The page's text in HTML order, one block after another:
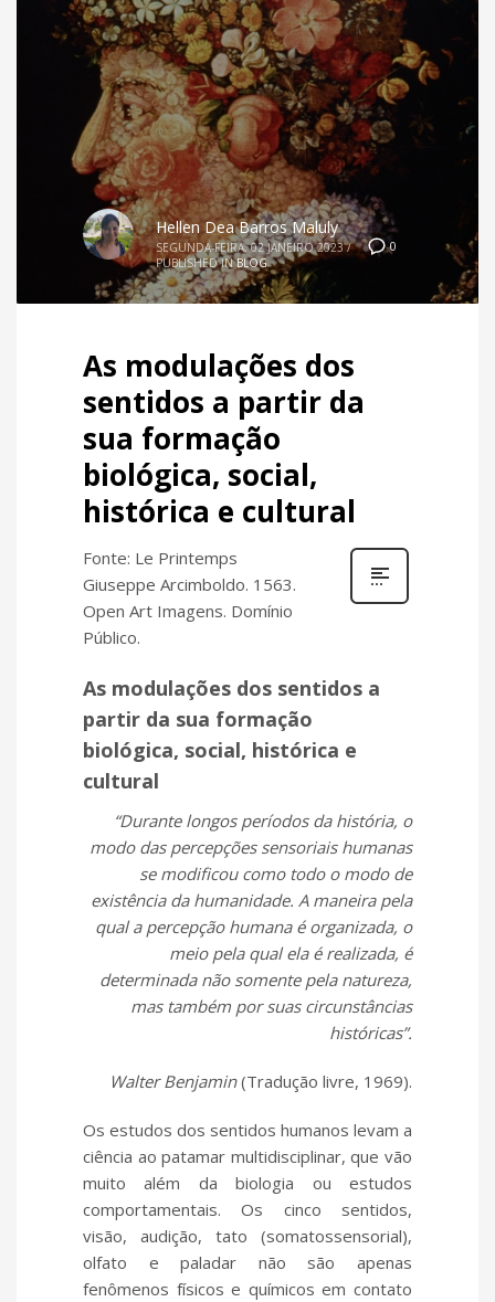
0
Hellen Dea Barros Maluly
SEGUNDA-FEIRA, 02 JANEIRO 2023 /
PUBLISHED IN BLOG
As modulações dos
sentidos a partir da
sua formação
biológica, social,
histórica e cultural
Fonte: Le Printemps
Giuseppe Arcimboldo. 1563.
Open Art Imagens. Domínio
Público.
As modulações dos sentidos a
partir da sua formação
biológica, social, histórica e
cultural
“Durante longos períodos da história, o
modo das percepções sensoriais humanas
se modificou como todo o modo de
existência da humanidade. A maneira pela
qual a percepção humana é organizada, o
meio pela qual ela é realizada, é
determinada não somente pela natureza,
mas também por suas circunstâncias
históricas”.
Walter Benjamin(Tradução livre, 1969).
Os estudos dos sentidos humanos levam a
ciência ao patamar multidisciplinar, que vão
muito além da biologia ou estudos
comportamentais. Os cinco sentidos,
visão, audição, tato (somatossensorial),
olfato e paladar não são apenas
fenômenos físicos e químicos em contato